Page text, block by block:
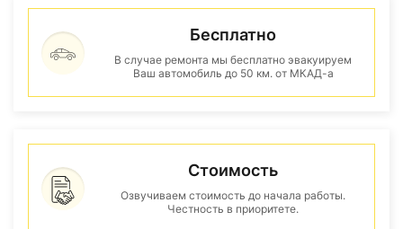
Бесплатно
В случае ремонта мы бесплатно эвакуируем
Ваш автомобиль до 50 км. от МКАД-а
Стоимость
Озвучиваем стоимость до начала работы.
Честность в приоритете.